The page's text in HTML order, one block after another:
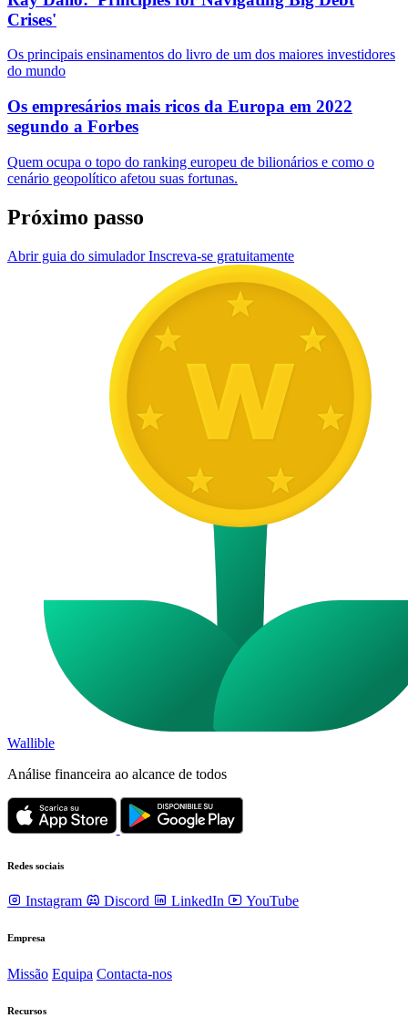
Crises'
Os principais ensinamentos do livro de um dos maiores investidores
do mundo
Os empresários mais ricos da Europa em 2022
segundo a Forbes
Quem ocupa o topo do ranking europeu de bilionários e como o
cenário geopolítico afetou suas fortunas.
Próximo passo
Abrir guia do simuladorInscreva-se gratuitamente
Wallible
Análise financeira ao alcance de todos
Redes sociais
Instagram Discord LinkedIn YouTube
Empresa
Missão Equipa Contacta-nos
Recursos